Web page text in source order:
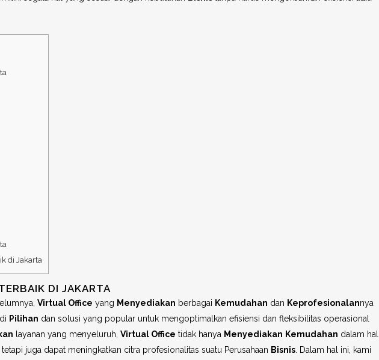
di Jakarta
DI JAKARTA
Virtual Office yang Menyediakan berbagai Kemudahan dan Keprofesionalannya
Pilihan dan solusi yang popular untuk mengoptimalkan efisiensi dan fleksibilitas operasional
layanan yang menyeluruh, Virtual Office tidak hanya Menyediakan Kemudahan dalam hal
juga dapat meningkatkan citra profesionalitas suatu Perusahaan Bisnis. Dalam hal ini, kami